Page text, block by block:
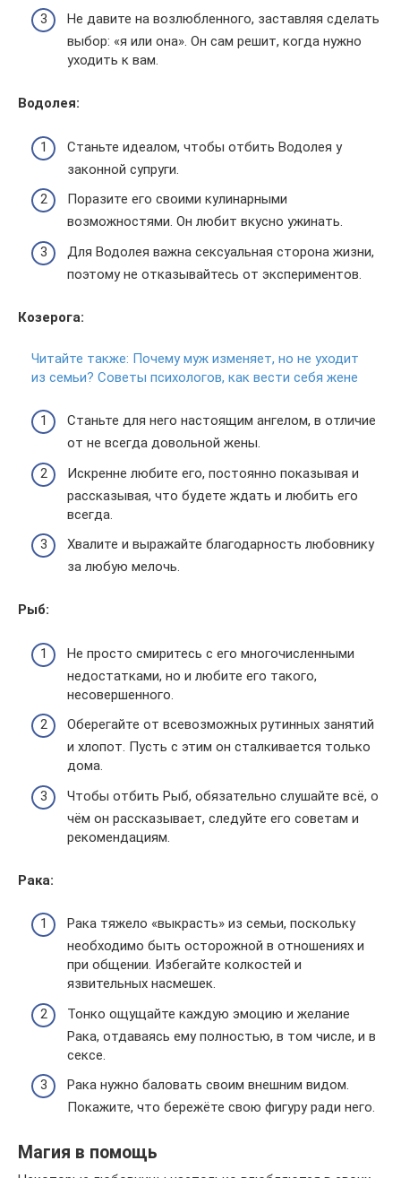
Не давите на возлюбленного, заставляя сделать
выбор: «я или она». Он сам решит, когда нужно
уходить к вам.
Водолея:
Станьте идеалом, чтобы отбить Водолея у
законной супруги.
Поразите его своими кулинарными
возможностями. Он любит вкусно ужинать.
Для Водолея важна сексуальная сторона жизни,
поэтому не отказывайтесь от экспериментов.
Козерога:
Читайте также: Почему муж изменяет, но не уходит
из семьи? Советы психологов, как вести себя жене
Станьте для него настоящим ангелом, в отличие
от не всегда довольной жены.
Искренне любите его, постоянно показывая и
рассказывая, что будете ждать и любить его
всегда.
Хвалите и выражайте благодарность любовнику
за любую мелочь.
Рыб:
Не просто смиритесь с его многочисленными
недостатками, но и любите его такого,
несовершенного.
Оберегайте от всевозможных рутинных занятий
и хлопот. Пусть с этим он сталкивается только
дома.
Чтобы отбить Рыб, обязательно слушайте всё, о
чём он рассказывает, следуйте его советам и
рекомендациям.
Рака:
Рака тяжело «выкрасть» из семьи, поскольку
необходимо быть осторожной в отношениях и
при общении. Избегайте колкостей и
язвительных насмешек.
Тонко ощущайте каждую эмоцию и желание
Рака, отдаваясь ему полностью, в том числе, и в
сексе.
Рака нужно баловать своим внешним видом.
Покажите, что бережёте свою фигуру ради него.
Магия в помощь